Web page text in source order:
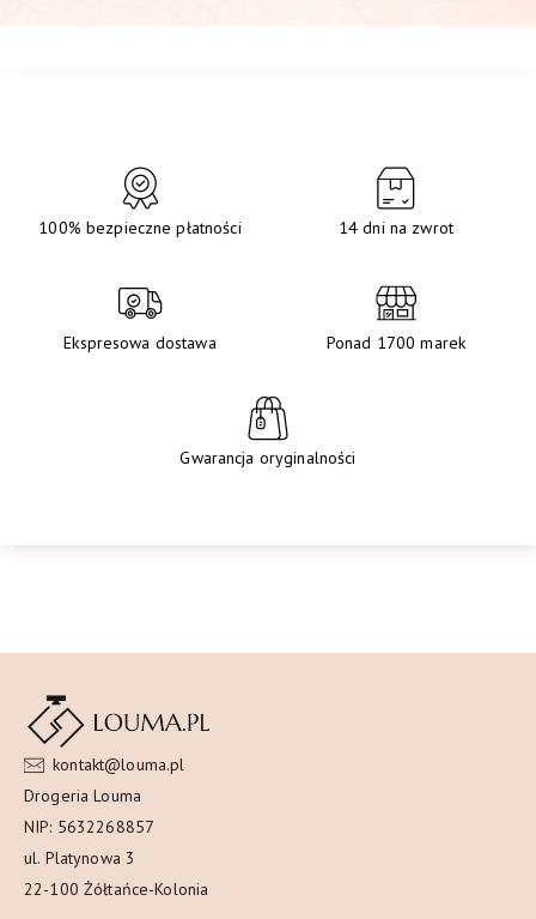
100% bezpieczne płatności 14 dni na zwrot
Ekspresowa dostawa Ponad 1700 marek
Gwarancja oryginalności
kontakt@louma.pl
Drogeria Louma
NIP: 5632268857
ul. Platynowa 3
22-100 Żółtańce-Kolonia